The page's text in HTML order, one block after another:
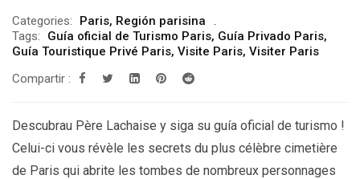
Categories: Paris, Región parisina
Tags:
Guía oficial de Turismo Paris, Guía Privado Paris,
Guía Touristique Privé Paris, Visite Paris, Visiter Paris
Compartir :
Descubrau Père Lachaise y siga su guía oficial de turismo !
Celui-ci vous révèle les secrets du plus célèbre cimetière
de Paris qui abrite les tombes de nombreux personnages